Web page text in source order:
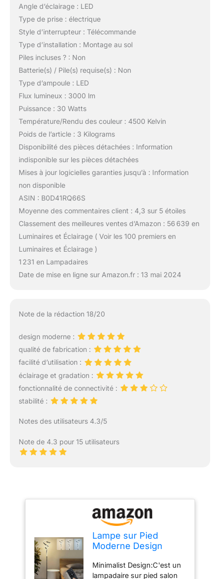
Angle d’éclairage : LED
Type de prise : électrique
Style d’interrupteur : Télécommande
Type d’installation : Montage au sol
Piles incluses ? : Non
Batterie(s) / Pile(s) requise(s) : Non
Type d’ampoule : LED
Flux lumineux : 3000 lm
Puissance : 30 Watts
Température/Rendu des couleur : 4500 Kelvin
Poids de l’article : 3 Kilograms
Disponibilité des pièces détachées : Information
indisponible sur les pièces détachées
Mises à jour logicielles garanties jusqu’à : Information
non disponible
ASIN : B0D41RQ66S
Moyenne des commentaires client : 4,3 sur 5 étoiles
Classement des meilleures ventes d’Amazon : 56 639 en
Luminaires et Éclairage ( Voir les 100 premiers en
Luminaires et Éclairage )
1 231 en Lampadaires
Date de mise en ligne sur Amazon.fr : 13 mai 2024
Note de la rédaction 18/20
design moderne :
qualité de fabrication :
facilité d’utilisation :
éclairage et gradation :
fonctionnalité de connectivité :
stabilité :
Notes des utilisateurs 4.3/5
Note de 4.3 pour 15 utilisateurs
Lampe sur Pied
Moderne Design
30W 3000LM
Dimmable 3
Minimalist Design:C'est un
lampadaire sur pied salon